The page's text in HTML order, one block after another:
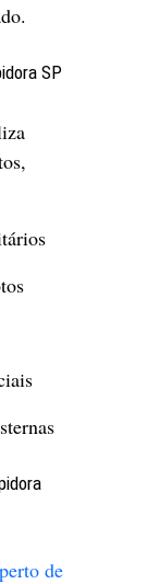
SP
de